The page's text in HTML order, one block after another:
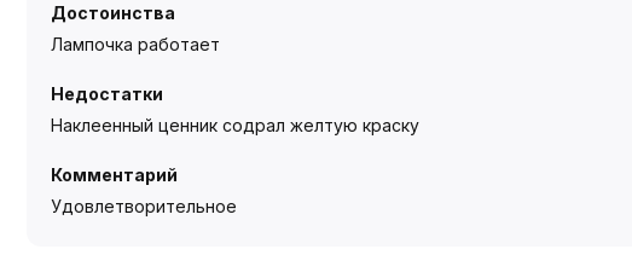
Достоинства
Лампочка работает
Недостатки
Наклеенный ценник содрал желтую краску
Комментарий
Удовлетворительное